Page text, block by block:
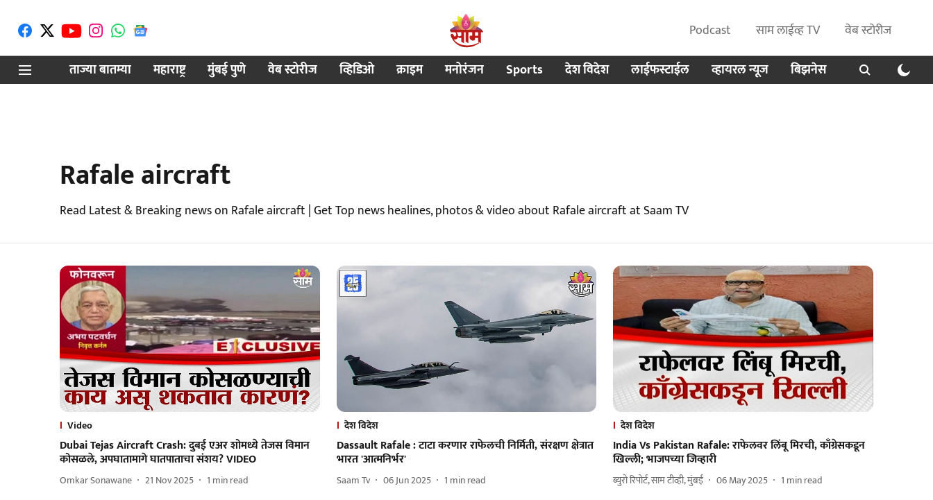
Podcast साम लाईव्ह TV
वेब स्टोरीज
ताज्या बातम्या
महाराष्ट्र मुंबई पुणे वेब स्टोरीज व्हिडिओ क्राइम मनोरंजन Sports देश विदेश लाईफस्टाईल व्हायरल न्यूज बिझनेस
Rafale aircraft
Read Latest & Breaking news on Rafale aircraft | Get Top news healines, photos & video about Rafale aircraft at Saam TV
Video
Dubai Tejas Aircraft Crash: दुबई एअर शोमध्ये तेजस विमान
कोसळले, अपघातामागे घातपाताचा संशय? VIDEO
Omkar Sonawane 21 Nov 2025 1 min read
देश विदेश
Dassault Rafale : टाटा करणार राफेलची निर्मिती, संरक्षण क्षेत्रात
भारत 'आत्मनिर्भर'
Saam Tv 06 Jun 2025 1 min read
देश विदेश
India Vs Pakistan Rafale: राफेलवर लिंबू मिरची, काँग्रेसकडून
खिल्ली; भाजपच्या जिव्हारी
ब्युरो रिपोर्ट, साम टीव्ही, मुंबई 06 May 2025 1 min read